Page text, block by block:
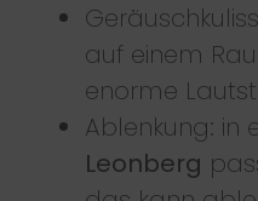
auf einem
enorme
Ablenkung: in
Leonberg